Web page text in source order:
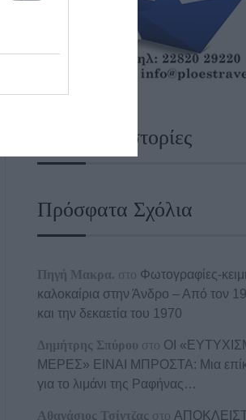
Ναυτικές Ιστορίες
Πρόσφατα Σχόλια
Πηγή Μακρα. στο Φωτογραφίες-
καλοκαίρια στην Άνδρο – Από τον
και την δεκαετία του 1970
Δημήτρης Σπύρου στο ΟΙ
ΜΕΡΕΣ» ΕΙΝΑΙ ΜΠΡΟΣΤΑ: Μια
για το λιμάνι της Ραφήνας…
Αθανάσιος Τσίντζας στο